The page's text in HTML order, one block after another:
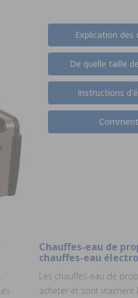
Explication
De quelle taille
Instructions
Chauffes-eau de
chauffes-eau
Les chauffes-eau de
acheter et sont vraiment